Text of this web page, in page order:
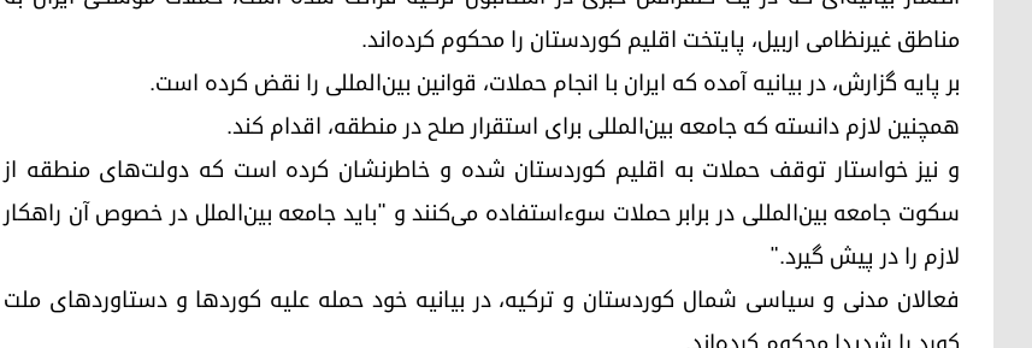
مناطق غیرنظامی اربیل، پایتخت اقلیم کوردستان را محکوم کرده‌اند.
بر پایه گزارش، در بیانیه آمده که ایران با انجام حملات، قوانین بین‌المللی را نقض کرده است.
همچنین لازم دانسته که جامعه بین‌المللی برای استقرار صلح در منطقه، اقدام کند.
و نیز خواستار توقف حملات به اقلیم کوردستان شده و خاطرنشان کرده است که دولت‌های منطقه از
سکوت جامعه بین‌المللی در برابر حملات سوءاستفاده می‌کنند و "باید جامعه بین‌الملل در خصوص آن راهکار
لازم را در پیش گیرد."
فعالان مدنی و سیاسی شمال کوردستان و ترکیه، در بیانیه خود حمله علیه کوردها و دستاوردهای ملت